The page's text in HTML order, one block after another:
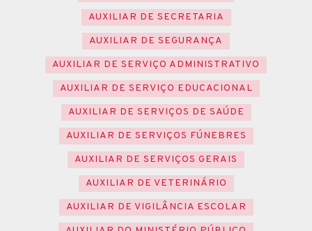
AUXILIAR DE SECRETARIA
AUXILIAR DE SEGURANÇA
AUXILIAR DE SERVIÇO ADMINISTRATIVO
AUXILIAR DE SERVIÇO EDUCACIONAL
AUXILIAR DE SERVIÇOS DE SAÚDE
AUXILIAR DE SERVIÇOS FÚNEBRES
AUXILIAR DE SERVIÇOS GERAIS
AUXILIAR DE VETERINÁRIO
AUXILIAR DE VIGILÂNCIA ESCOLAR